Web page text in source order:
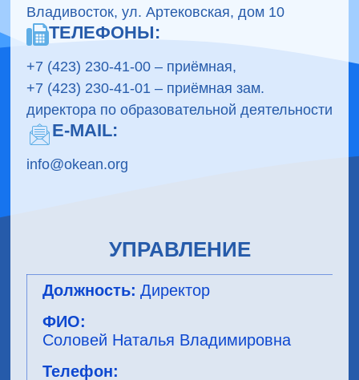
Владивосток, ул. Артековская, дом 10
ТЕЛЕФОНЫ:
+7 (423) 230-41-00 – приёмная,
+7 (423) 230-41-01 – приёмная зам.
директора по образовательной деятельности
E-MAIL:
info@okean.org
УПРАВЛЕНИЕ
Директор
Соловей Наталья Владимировна